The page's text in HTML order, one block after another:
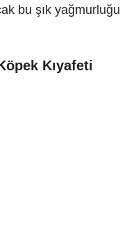
bu şık yağmurluğu
Kıyafeti